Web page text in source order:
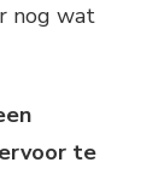
nog wat
te